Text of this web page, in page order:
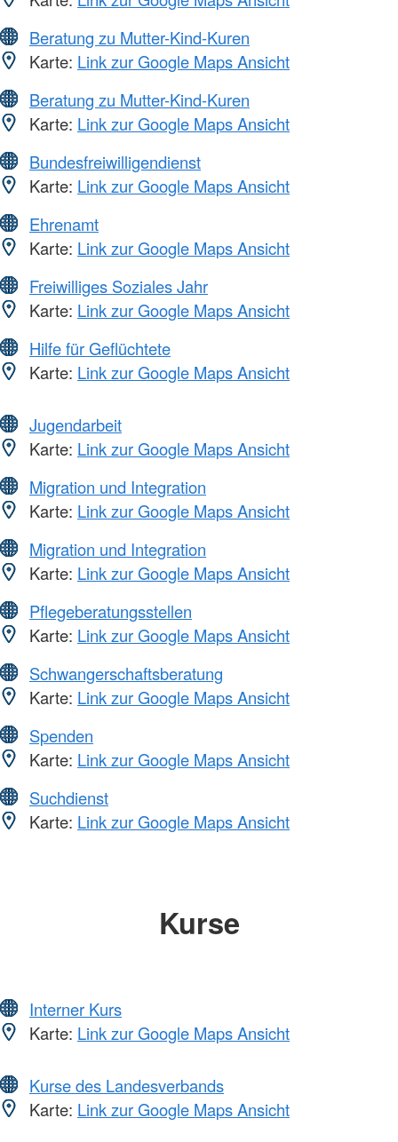
Beratung zu Mutter-Kind-Kuren
Karte: Link zur Google Maps Ansicht
Beratung zu Mutter-Kind-Kuren
Karte: Link zur Google Maps Ansicht
Bundesfreiwilligendienst
Karte: Link zur Google Maps Ansicht
Ehrenamt
Karte: Link zur Google Maps Ansicht
Freiwilliges Soziales Jahr
Karte: Link zur Google Maps Ansicht
Hilfe für Geflüchtete
Karte: Link zur Google Maps Ansicht
Jugendarbeit
Karte: Link zur Google Maps Ansicht
Migration und Integration
Karte: Link zur Google Maps Ansicht
Migration und Integration
Karte: Link zur Google Maps Ansicht
Pflegeberatungsstellen
Karte: Link zur Google Maps Ansicht
Schwangerschaftsberatung
Karte: Link zur Google Maps Ansicht
Spenden
Karte: Link zur Google Maps Ansicht
Suchdienst
Karte: Link zur Google Maps Ansicht
Kurse
Interner Kurs
Karte: Link zur Google Maps Ansicht
Kurse des Landesverbands
Karte: Link zur Google Maps Ansicht